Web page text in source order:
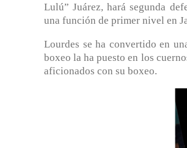
Lulú” Juárez, hará segunda
una función de primer nivel en
Lourdes se ha convertido en
boxeo la ha puesto en los
aficionados con su boxeo.